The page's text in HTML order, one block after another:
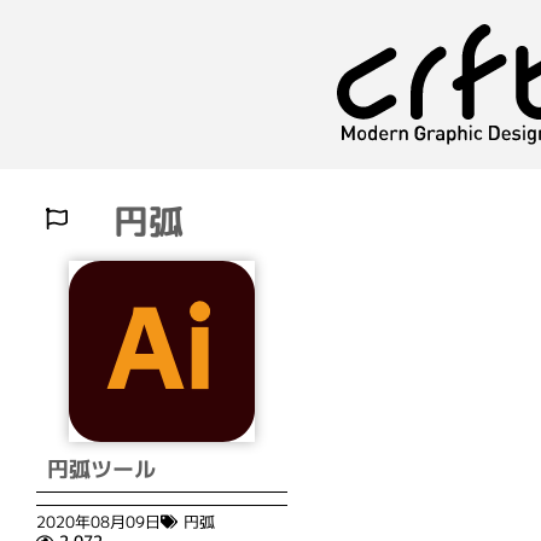
円弧
円弧ツール
2020年08月09日
円弧